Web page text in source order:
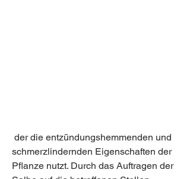
schmerzlindernden Eigenschaften der
Pflanze nutzt. Durch das Auftragen der